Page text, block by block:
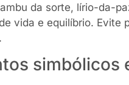
da sorte, lírio-da-
vida e equilíbrio. Evite
simbólicos